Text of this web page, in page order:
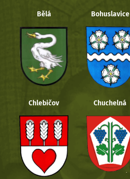
Bělá Bohuslavice
Chlebičov Chuchelná